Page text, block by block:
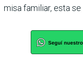
misa familiar, esta